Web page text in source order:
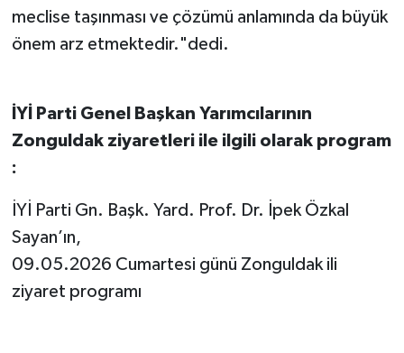
meclise taşınması ve çözümü anlamında da büyük
önem arz etmektedir."dedi.
İYİ Parti Genel Başkan Yarımcılarının
Zonguldak ziyaretleri ile ilgili olarak program
:
İYİ Parti Gn. Başk. Yard. Prof. Dr. İpek Özkal
Sayan’ın,
09.05.2026 Cumartesi günü Zonguldak ili
ziyaret programı